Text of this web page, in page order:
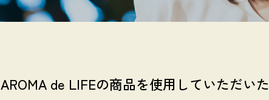
AROMA de LIFEの商品を使用していただいた